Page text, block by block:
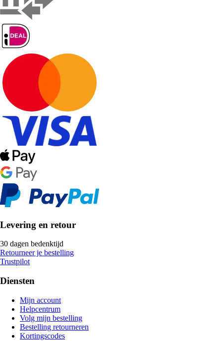
Levering en retour
30 dagen bedenktijd
Retourneer je bestelling
Trustpilot
Diensten
Mijn account
Helpcentrum
Volg mijn bestelling
Bestelling retourneren
Kortingscodes